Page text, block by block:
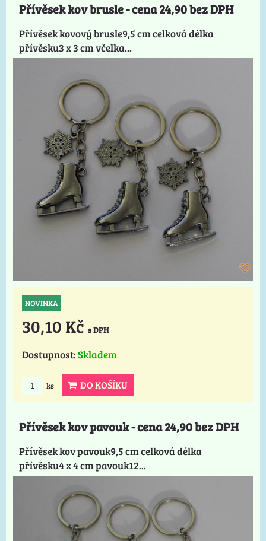
Přívěsek kov brusle - cena 24,90 bez DPH
Přívěsek kovový brusle9,5 cm celková délka
přívěsku3 x 3 cm včelka...
NOVINKA
30,10 Kč s DPH
Dostupnost:Skladem
ks DO KOŠÍKU
Přívěsek kov pavouk - cena 24,90 bez DPH
Přívěsek kov pavouk9,5 cm celková délka
přívěsku4 x 4 cm pavouk12...